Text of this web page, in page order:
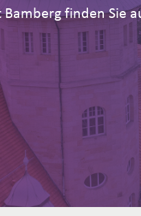
finden Sie